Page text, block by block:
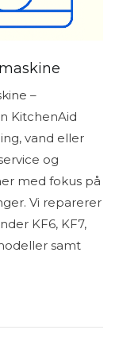
–
KitchenAid
vand eller
og
med fokus på
Vi reparerer
KF6, KF7,
samt